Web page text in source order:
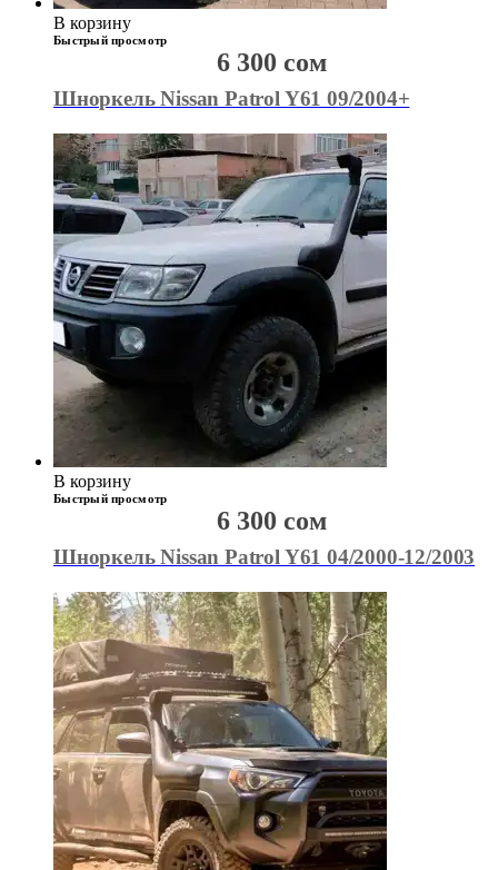
В корзину
Быстрый просмотр
Шноркель Nissan Patrol Y61 09/2004+
6 300 сом
В корзину
Быстрый просмотр
Шноркель Nissan Patrol Y61 04/2000-12/2003
6 300 сом